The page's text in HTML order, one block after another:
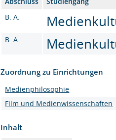
B. A.
B. A.
Zuordnung zu Einrichtungen
Medienphilosophie
Film und Medienwissenschaften
Inhalt